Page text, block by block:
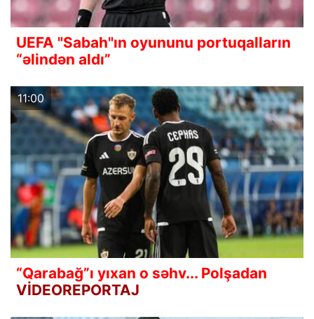
UEFA "Sabah"ın oyununu portuqalların
“əlindən aldı”
11:00
“Qarabağ”ı yıxan o səhv... Polşadan
VİDEOREPORTAJ